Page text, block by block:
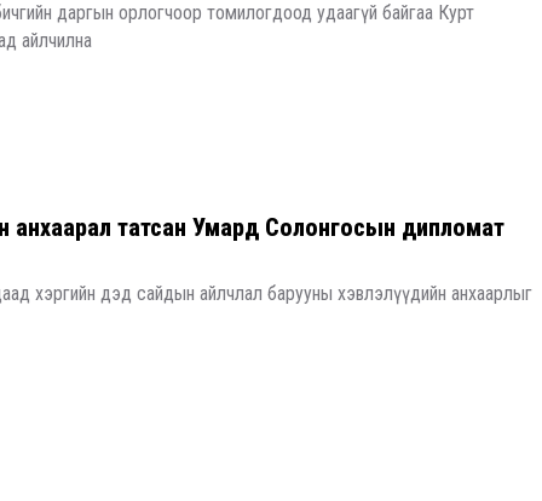
даргын орлогчоор томилогдоод удаагүй байгаа Курт
айлчилна
анхаарал татсан Умард Солонгосын дипломат
хэргийн дэд сайдын айлчлал барууны хэвлэлүүдийн анхаарлыг